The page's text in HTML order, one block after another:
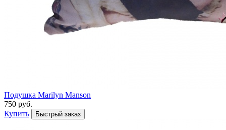
Подушка Marilyn Manson
750 руб.
Купить
Быстрый заказ